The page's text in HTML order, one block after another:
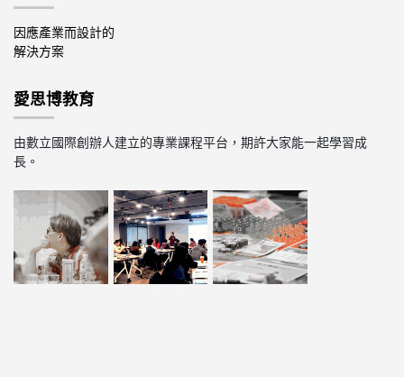
因應產業而設計的
解決方案
愛思博教育
由數立國際創辦人建立的專業課程平台，期許大家能一起學習成
長。